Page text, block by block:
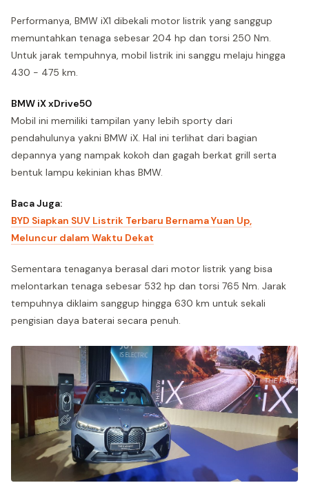
Performanya, BMW iX1 dibekali motor listrik yang sanggup
memuntahkan tenaga sebesar 204 hp dan torsi 250 Nm.
Untuk jarak tempuhnya, mobil listrik ini sanggu melaju hingga
430 - 475 km.
BMW iX xDrive50
Mobil ini memiliki tampilan yany lebih sporty dari
pendahulunya yakni BMW iX. Hal ini terlihat dari bagian
depannya yang nampak kokoh dan gagah berkat grill serta
bentuk lampu kekinian khas BMW.
Baca Juga:
BYD Siapkan SUV Listrik Terbaru Bernama Yuan Up,
Meluncur dalam Waktu Dekat
Sementara tenaganya berasal dari motor listrik yang bisa
melontarkan tenaga sebesar 532 hp dan torsi 765 Nm. Jarak
tempuhnya diklaim sanggup hingga 630 km untuk sekali
pengisian daya baterai secara penuh.